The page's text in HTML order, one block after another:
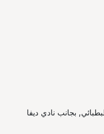
بجانب نادي ديفا